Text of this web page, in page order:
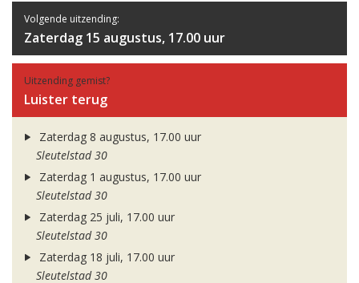
Volgende uitzending:
Zaterdag 15 augustus, 17.00 uur
Uitzending gemist?
Luister terug
Zaterdag 8 augustus, 17.00 uur
Sleutelstad 30
Zaterdag 1 augustus, 17.00 uur
Sleutelstad 30
Zaterdag 25 juli, 17.00 uur
Sleutelstad 30
Zaterdag 18 juli, 17.00 uur
Sleutelstad 30